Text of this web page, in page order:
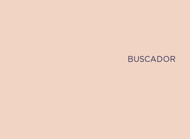
BUSCADOR